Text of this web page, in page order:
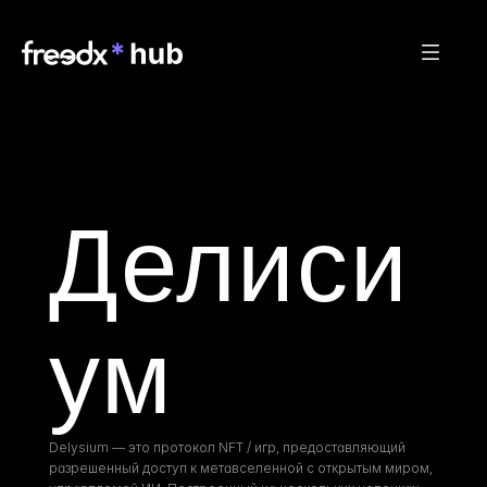
Делиси
ум
Delysium — это протокол NFT / игр, предоставляющий
разрешенный доступ к метавселенной с открытым миром,